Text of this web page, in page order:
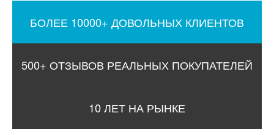
БОЛЕЕ 10000+ ДОВОЛЬНЫХ КЛИЕНТОВ
500+ ОТЗЫВОВ РЕАЛЬНЫХ ПОКУПАТЕЛЕЙ
10 ЛЕТ НА РЫНКЕ